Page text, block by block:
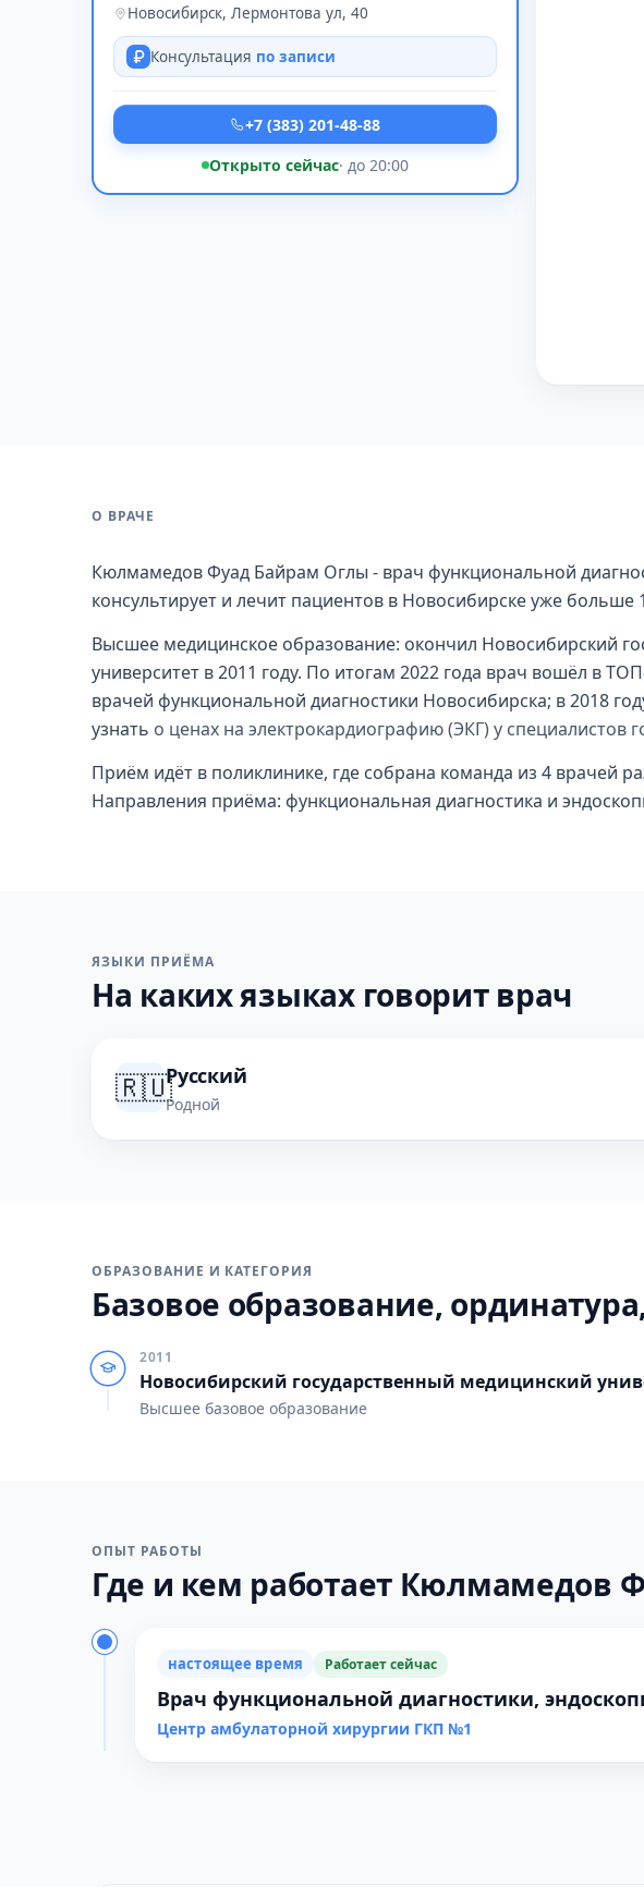
Новосибирск, Лермонтова ул, 40
Консультация по записи
+7 (383) 201-48-88
Открыто сейчас· до 20:00
О ВРАЧЕ
Кюлмамедов Фуад Байрам Оглы - врач функциональной
консультирует и лечит пациентов в Новосибирске уже больше
Высшее медицинское образование: окончил Новосибирский
университет в 2011 году. По итогам 2022 года врач вошёл в
врачей функциональной диагностики Новосибирска; в 2018
узнать о ценах на электрокардиографию (ЭКГ) у специалистов
Приём идёт в поликлинике, где собрана команда из 4 врачей
Направления приёма: функциональная диагностика и
ЯЗЫКИ ПРИЁМА
На каких языках говорит врач
🇷🇺Русский
Родной
ОБРАЗОВАНИЕ И КАТЕГОРИЯ
Базовое образование,
2011
Новосибирский государственный медицинский
Высшее базовое образование
ОПЫТ РАБОТЫ
Где и кем работает Кюлмамедов
настоящее время Работает сейчас
Врач функциональной диагностики,
Центр амбулаторной хирургии ГКП №1